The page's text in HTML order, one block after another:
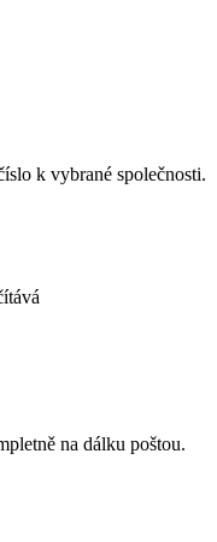
k vybrané společnosti.
na dálku poštou.